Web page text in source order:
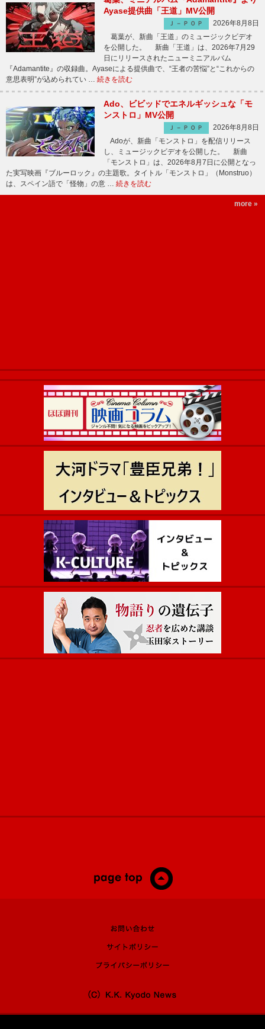
Ayase提供曲「王道」MV公開
Ｊ－ＰＯＰ
2026年8月8日
葛葉が、新曲「王道」のミュージックビデオ
を公開した。 新曲「王道」は、2026年7月29
日にリリースされたニューミニアルバム
『Adamantite』の収録曲。Ayaseによる提供曲で、“王者の苦悩”と“これからの
意思表明”が込められてい … 続きを読む
Ado、ビビッドでエネルギッシュな「モ
ンストロ」MV公開
Ｊ－ＰＯＰ
2026年8月8日
Adoが、新曲「モンストロ」を配信リリース
し、ミュージックビデオを公開した。 新曲
「モンストロ」は、2026年8月7日に公開となっ
た実写映画『ブルーロック』の主題歌。タイトル「モンストロ」（Monstruo）
は、スペイン語で「怪物」の意 … 続きを読む
more »